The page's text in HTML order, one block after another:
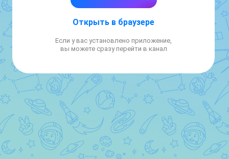
🎉 В этот светлый день мы говорим слова
труженикам тыла и всем героям Великой
поколения в поколение и вдохновляет нас
беречь мир, добро и человечность.
Желаем всем крепкого здоровья,
благополучия, тепла в семьях и мирного
неба над головой.
С праздником Великой Победы! ❤️
Открыть в браузере
Если у вас установлено приложение,
вы можете сразу перейти в канал